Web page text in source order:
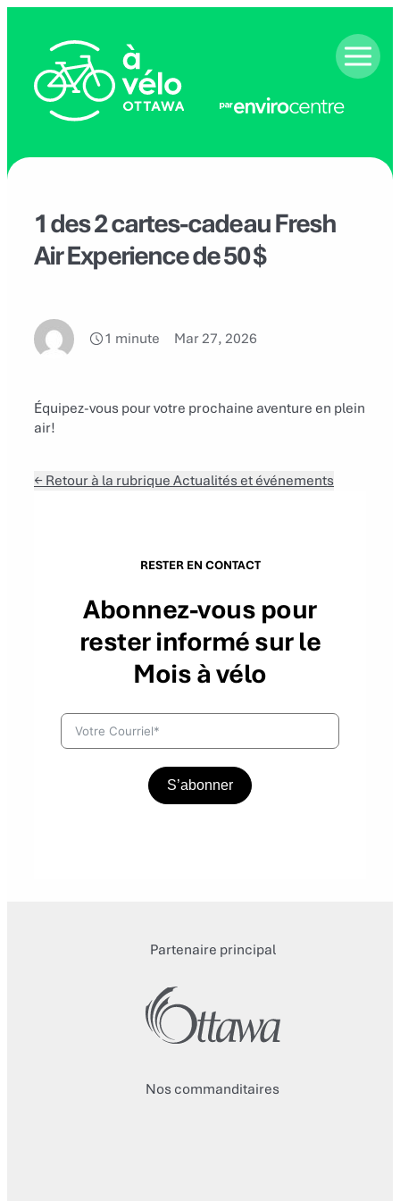
contenu
1 des 2 cartes-cadeau Fresh
Air Experience de 50 $
1 minute Mar 27, 2026
Équipez-vous pour votre prochaine aventure en plein
air!
← Retour à la rubrique Actualités et événements
RESTER EN CONTACT
Abonnez-vous pour
rester informé sur le
Mois à vélo
S’abonner
Partenaire principal
Nos commanditaires